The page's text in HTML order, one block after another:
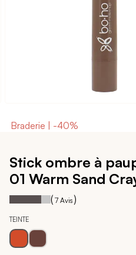
Braderie | -40%
début
Galerie
d’images
Stick ombre à
01 Warm Sand
Notation: 77
% of 100
( 7 Avis )
TEINTE